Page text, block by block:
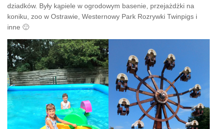
dziadków. Były kąpiele w ogrodowym basenie, przejażdżki na
koniku, zoo w Ostrawie, Westernowy Park Rozrywki Twinpigs i
inne 🙂